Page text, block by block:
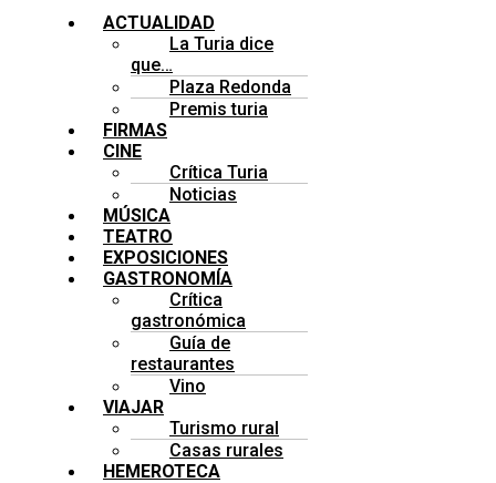
ACTUALIDAD
La Turia dice
que…
Plaza Redonda
Premis turia
FIRMAS
CINE
Crítica Turia
Noticias
MÚSICA
TEATRO
EXPOSICIONES
GASTRONOMÍA
Crítica
gastronómica
Guía de
restaurantes
Vino
VIAJAR
Turismo rural
Casas rurales
HEMEROTECA